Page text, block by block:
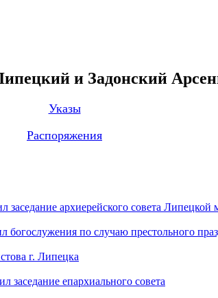
и Задонский
Указы
Распоряжения
архиерейского совета Липецкой
по случаю престольного
г. Липецка
епархиального совета